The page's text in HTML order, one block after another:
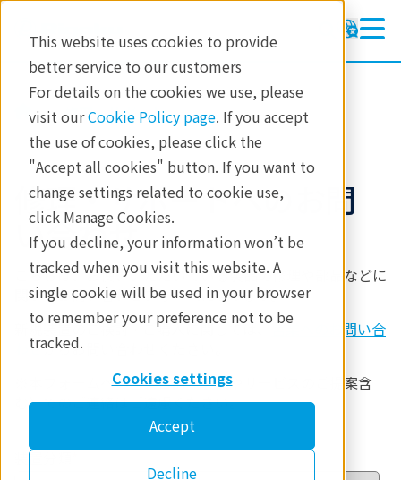
This website uses cookies to provide
better service to our customers
For details on the cookies we use, please
visit ourCookie Policy page. If you accept
the use of cookies, please click the
"Accept all cookies" button. If you want to
change settings related to cookie use,
click Manage Cookies.
If you decline, your information won’t be
tracked when you visit this website. A
single cookie will be used in your browser
to remember your preference not to be
tracked.
Cookies settings
Accept
Decline
修理・サポート
修理・サポートへのお問
い合わせ
こちらは、お使いいただいている製品の修理や部品などに
関するお問い合わせフォームになります。
新規装置のご検討・ご購入に関しては、営業へのお問い合
わせからお問い合わせください。
※本フォームへの営業目的（製品やサービスのご提案含
む）でのご連絡はご遠慮ください。
装置分類*